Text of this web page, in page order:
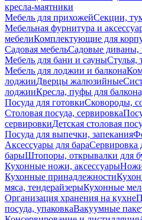
кресла-маятники
Мебель для прихожейСекции,
Мебельная фурнитура и
мебелиКомплектующие для
Садовая мебельСадовые диваны,
Мебель для бани и сауныСтулья,
Мебель для лоджии и балкона
лоджииДверцы жалюзийные
лоджииКресла, пуфы для
Посуда для готовкиСковороды,
Столовая посуда, сервировка
сервировкиДетская столовая
Посуда для выпечки, запекания
Аксессуары для бараСервировка
барыШтопоры, открывалки для
Кухонные ножи, аксессуары
Кухонные принадлежности
мяса, тендерайзерыКухонные
Организация хранения на кухне
посуда, упаковкаВакуумные